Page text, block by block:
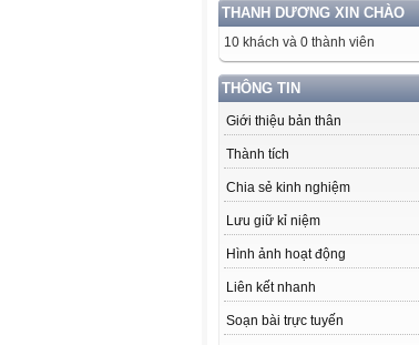
THANH DƯƠNG XIN CHÀO
10 khách và 0 thành viên
THÔNG TIN
Giới thiệu bản thân
Thành tích
Chia sẻ kinh nghiệm
Lưu giữ kỉ niệm
Hình ảnh hoạt động
Liên kết nhanh
Soạn bài trực tuyến